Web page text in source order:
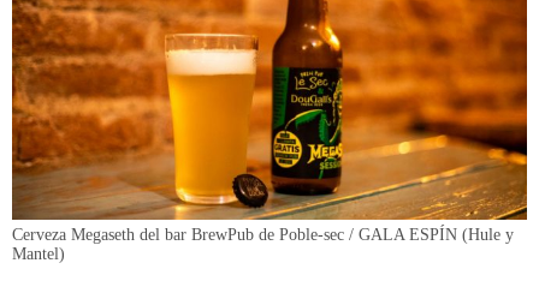
Cerveza Megaseth del bar BrewPub de Poble-sec / GALA ESPÍN (Hule y
Mantel)